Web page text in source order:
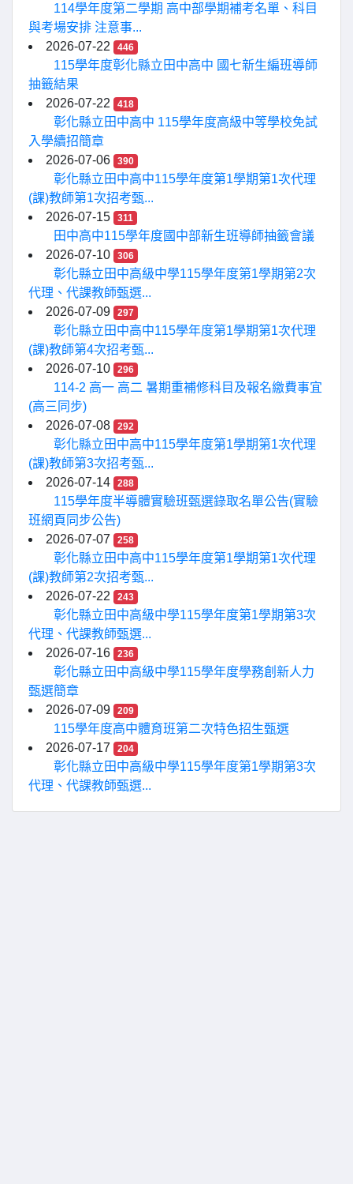
114學年度第二學期 高中部學期補考名單、科目
與考場安排 注意事...
2026-07-22
446
115學年度彰化縣立田中高中 國七新生編班導師
抽籤結果
2026-07-22
418
彰化縣立田中高中 115學年度高級中等學校免試
入學續招簡章
2026-07-06
390
彰化縣立田中高中115學年度第1學期第1次代理
(課)教師第1次招考甄...
2026-07-15
311
田中高中115學年度國中部新生班導師抽籤會議
2026-07-10
306
彰化縣立田中高級中學115學年度第1學期第2次
代理、代課教師甄選...
2026-07-09
297
彰化縣立田中高中115學年度第1學期第1次代理
(課)教師第4次招考甄...
2026-07-10
296
114-2 高一 高二 暑期重補修科目及報名繳費事宜
(高三同步)
2026-07-08
292
彰化縣立田中高中115學年度第1學期第1次代理
(課)教師第3次招考甄...
2026-07-14
288
115學年度半導體實驗班甄選錄取名單公告(實驗
班網頁同步公告)
2026-07-07
258
彰化縣立田中高中115學年度第1學期第1次代理
(課)教師第2次招考甄...
2026-07-22
243
彰化縣立田中高級中學115學年度第1學期第3次
代理、代課教師甄選...
2026-07-16
236
彰化縣立田中高級中學115學年度學務創新人力
甄選簡章
2026-07-09
209
115學年度高中體育班第二次特色招生甄選
2026-07-17
204
彰化縣立田中高級中學115學年度第1學期第3次
代理、代課教師甄選...